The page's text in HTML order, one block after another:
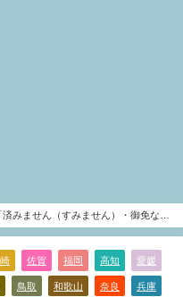
済みません（すみません）・御免なさ
佐賀 福岡 高知 愛媛
鳥取 和歌山 奈良 兵庫